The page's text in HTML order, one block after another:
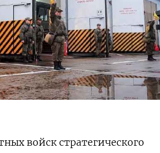
войск стратегического